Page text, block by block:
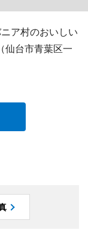
ア村のおいしい
仙台市青葉区一